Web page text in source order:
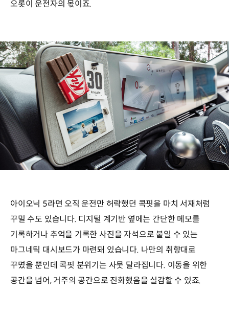
오롯이 운전자의 몫이죠.
아이오닉 5라면 오직 운전만 허락했던 콕핏을 마치 서재처럼
꾸밀 수도 있습니다. 디지털 계기반 옆에는 간단한 메모를
기록하거나 추억을 기록한 사진을 자석으로 붙일 수 있는
마그네틱 대시보드가 마련돼 있습니다. 나만의 취향대로
꾸몄을 뿐인데 콕핏 분위기는 사뭇 달라집니다. 이동을 위한
공간을 넘어, 거주의 공간으로 진화했음을 실감할 수 있죠.